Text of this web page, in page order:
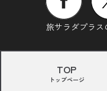
旅サラダプラス
TOP
トップページ